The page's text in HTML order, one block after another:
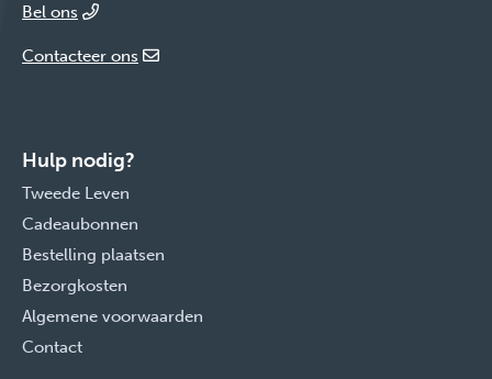
Bel ons
Contacteer ons
Hulp nodig?
Tweede Leven
Cadeaubonnen
Bestelling plaatsen
Bezorgkosten
Algemene voorwaarden
Contact